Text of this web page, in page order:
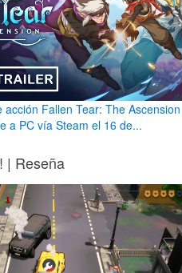
acción Fallen Tear: The Ascension
a PC vía Steam el 16 de...
| Reseña